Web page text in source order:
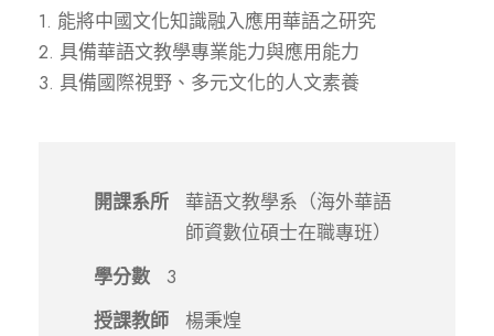
1. 能將中國文化知識融入應用華語之研究
2. 具備華語文教學專業能力與應用能力
3. 具備國際視野、多元文化的人文素養
開課系所
華語文教學系（海外華語
師資數位碩士在職專班）
學分數
3
授課教師
楊秉煌